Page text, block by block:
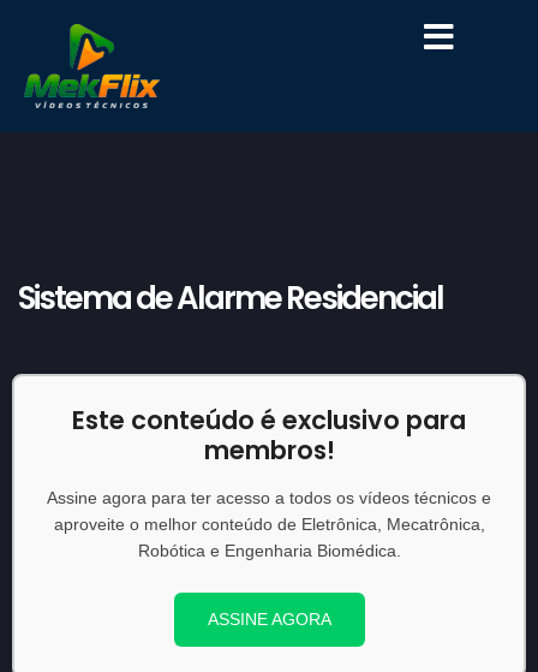
Sistema de Alarme Residencial
Este conteúdo é exclusivo para
membros!
Assine agora para ter acesso a todos os vídeos técnicos e
aproveite o melhor conteúdo de Eletrônica, Mecatrônica,
Robótica e Engenharia Biomédica.
ASSINE AGORA